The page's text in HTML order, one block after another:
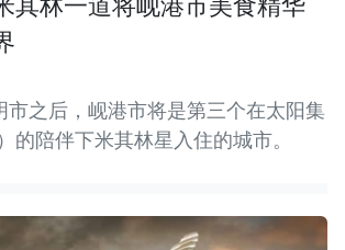
市之后，岘港市将是第三个在太阳集
的陪伴下米其林星入住的城市。